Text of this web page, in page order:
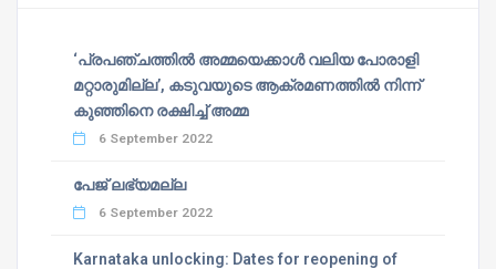
‘പ്രപഞ്ചത്തില്‍ അമ്മയെക്കാള്‍ വലിയ പോരാളി
മറ്റാരുമില്ല’, കടുവയുടെ ആക്രമണത്തില്‍ നിന്ന്
കുഞ്ഞിനെ രക്ഷിച്ച് അമ്മ
6 September 2022
പേജ് ലഭ്യമല്ല
6 September 2022
Karnataka unlocking: Dates for reopening of